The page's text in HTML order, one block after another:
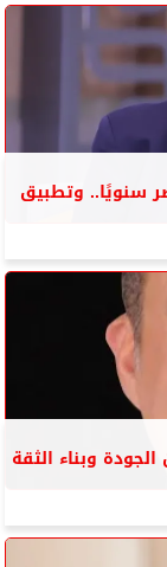
سنويًا.. وتطبيق
وبناء الثقة